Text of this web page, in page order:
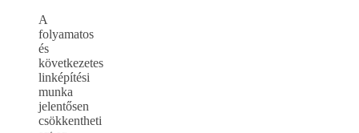
A
folyamatos
és
következetes
linképítési
munka
jelentősen
csökkentheti